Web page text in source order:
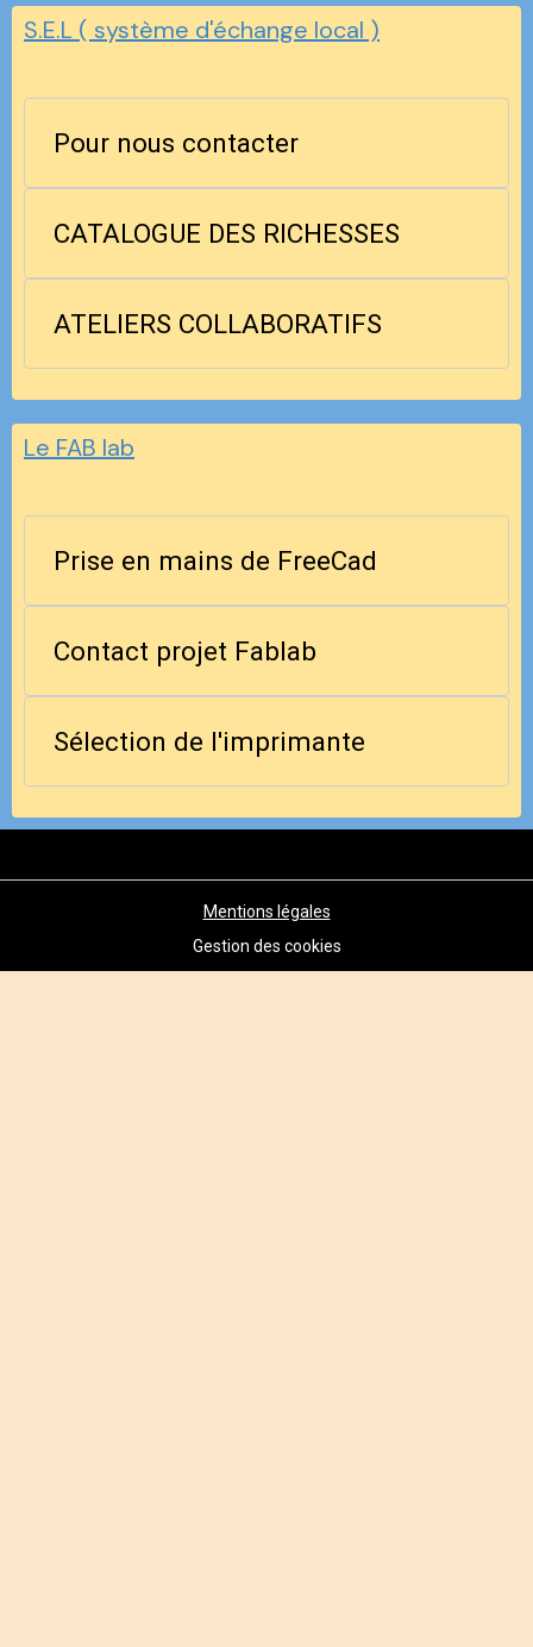
S.E.L ( système d'échange local )
Pour nous contacter
CATALOGUE DES RICHESSES
ATELIERS COLLABORATIFS
Le FAB lab
Prise en mains de FreeCad
Contact projet Fablab
Sélection de l'imprimante
Mentions légales
Gestion des cookies